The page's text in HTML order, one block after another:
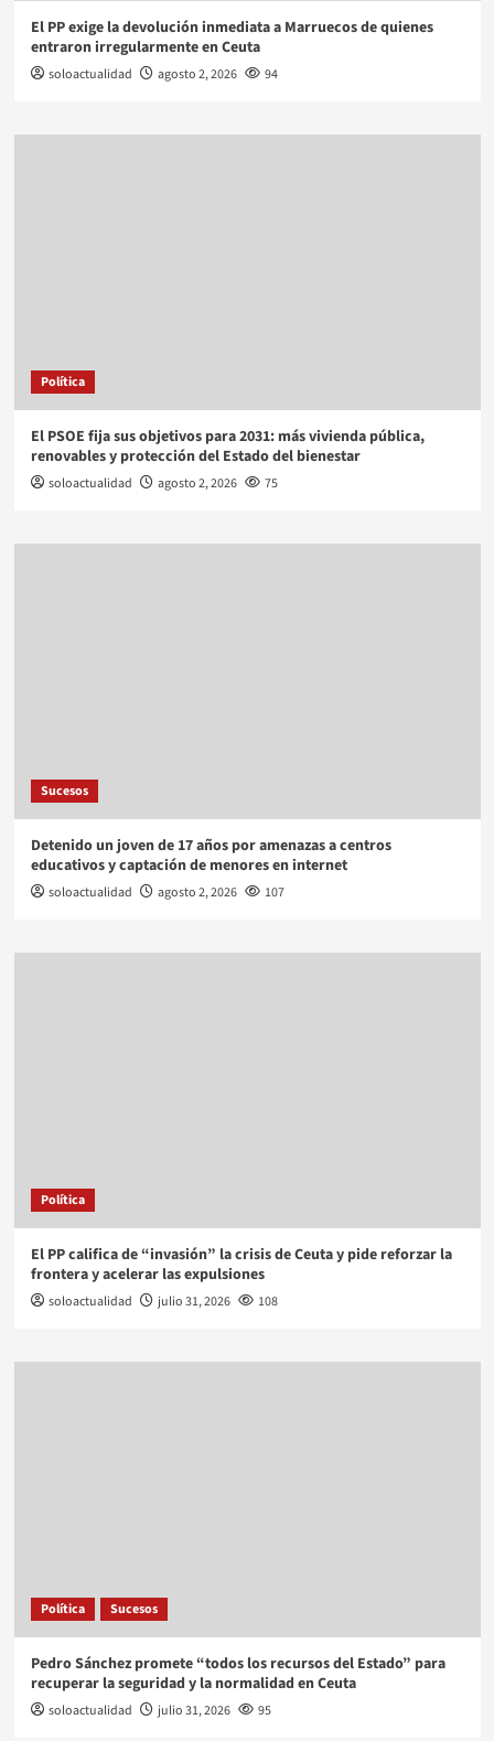
El PP exige la devolución inmediata a Marruecos de quienes
entraron irregularmente en Ceuta
soloactualidad agosto 2, 2026 94
Política
El PSOE fija sus objetivos para 2031: más vivienda pública,
renovables y protección del Estado del bienestar
soloactualidad agosto 2, 2026 75
Sucesos
Detenido un joven de 17 años por amenazas a centros
educativos y captación de menores en internet
soloactualidad agosto 2, 2026 107
Política
El PP califica de “invasión” la crisis de Ceuta y pide reforzar la
frontera y acelerar las expulsiones
soloactualidad julio 31, 2026 108
Política Sucesos
Pedro Sánchez promete “todos los recursos del Estado” para
recuperar la seguridad y la normalidad en Ceuta
soloactualidad julio 31, 2026 95